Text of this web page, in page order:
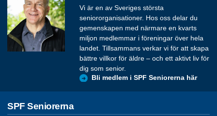
Vi är en av Sveriges största
seniororganisationer. Hos oss delar du
gemenskapen med närmare en kvarts
miljon medlemmar i föreningar över hela
landet. Tillsammans verkar vi för att skapa
bättre villkor för äldre – och ett aktivt liv för
dig som senior.
Bli medlem i SPF Seniorerna här
SPF Seniorerna